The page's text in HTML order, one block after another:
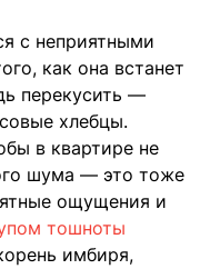
с неприятными
как она встанет
перекусить —
хлебцы.
в квартире не
шума — это тоже
ощущения и
тошноты
имбиря,